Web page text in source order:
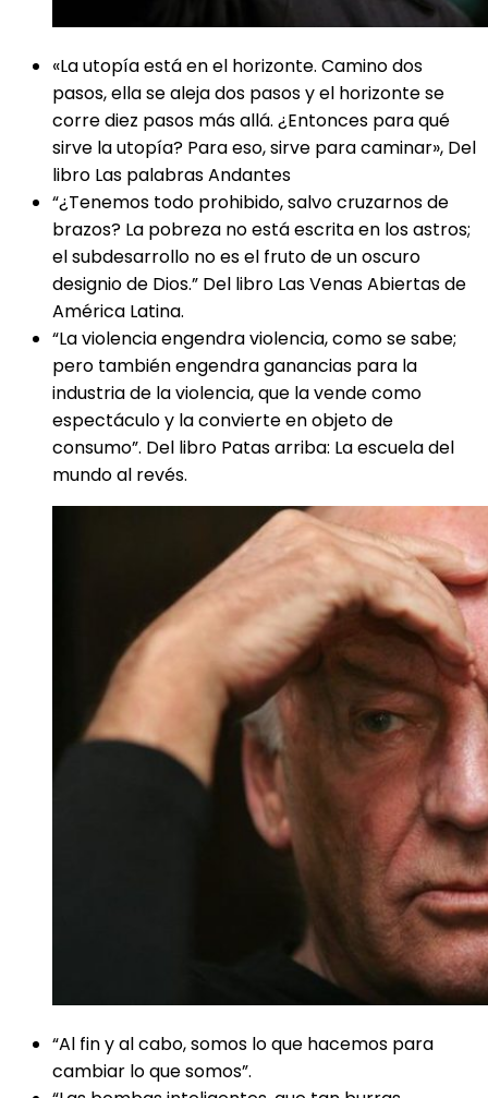
«La utopía está en el horizonte. Camino dos
pasos, ella se aleja dos pasos y el horizonte se
corre diez pasos más allá. ¿Entonces para qué
sirve la utopía? Para eso, sirve para caminar», Del
libro Las palabras Andantes
“¿Tenemos todo prohibido, salvo cruzarnos de
brazos? La pobreza no está escrita en los astros;
el subdesarrollo no es el fruto de un oscuro
designio de Dios.” Del libro Las Venas Abiertas de
América Latina.
“La violencia engendra violencia, como se sabe;
pero también engendra ganancias para la
industria de la violencia, que la vende como
espectáculo y la convierte en objeto de
consumo”. Del libro Patas arriba: La escuela del
mundo al revés.
“Al fin y al cabo, somos lo que hacemos para
cambiar lo que somos”.